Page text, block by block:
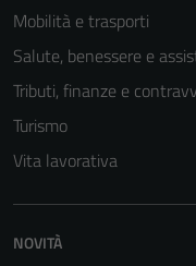
Mobilità e trasporti
Salute, benessere e
Tributi, finanze e
Turismo
Vita lavorativa
NOVITÀ